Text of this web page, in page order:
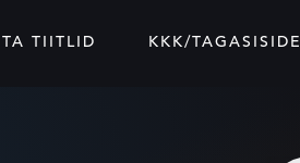
TIITLID KKK/TAGASISIDE